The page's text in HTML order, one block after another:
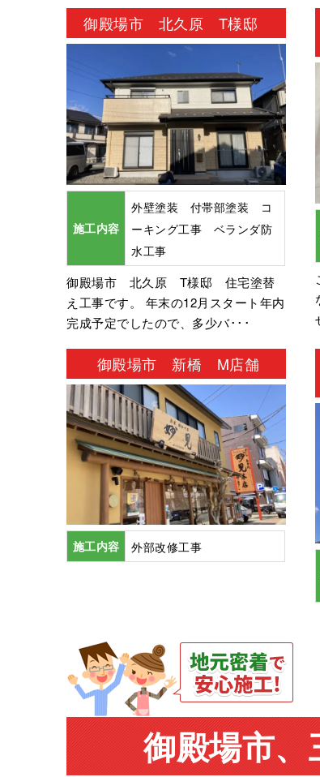
シ
ョ
ン
御殿場市 北久原 T様邸
施工内容
外壁塗装 付帯部塗装 コ
ーキング工事 ベランダ防
水工事
御殿場市 北久原 T様邸 住宅塗替
え工事です。 年末の12月スタート年内
完成予定でしたので、多少バ･･･
御殿場市 新橋 M店舗
施工内容 外部改修工事
御殿場市